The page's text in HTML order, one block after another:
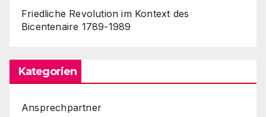
Friedliche Revolution im Kontext des
Bicentenaire 1789-1989
Kategorien
Ansprechpartner